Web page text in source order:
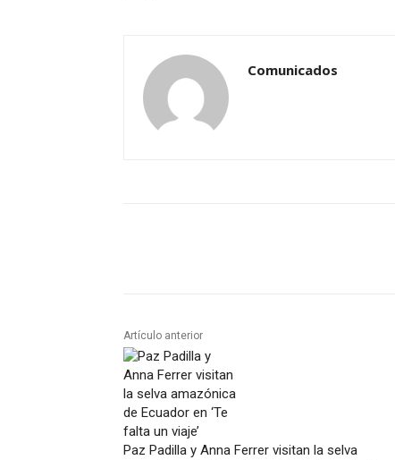
Comunicados
Artículo anterior
Paz Padilla y Anna Ferrer visitan la selva